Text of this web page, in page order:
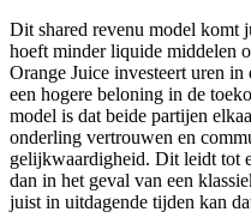
Dit shared revenu model komt
hoeft minder liquide middelen
Orange Juice investeert uren
een hogere beloning in de
model is dat beide partijen
onderling vertrouwen en
gelijkwaardigheid. Dit leidt tot
dan in het geval van een
juist in uitdagende tijden kan